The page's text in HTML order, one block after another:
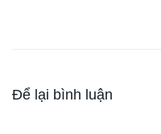
Để lại bình luận